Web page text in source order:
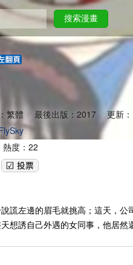
搜索漫畫
繁體 最後出版：2017 更新：
度：22
謊左邊的眉毛就挑高；這天，
想誘自己外遇的女同事，他居